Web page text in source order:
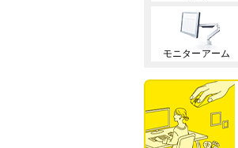
モニターアーム